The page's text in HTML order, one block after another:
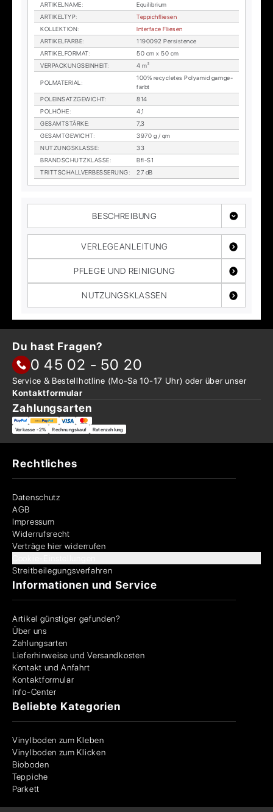
AR­TI­KEL­NA­ME:
Equi­li­bri­um
AR­TI­KEL­TYP:
Tep­pich­flie­sen
KOL­LEK­TI­ON:
In­ter­face Flie­sen
AR­TI­KEL­FAR­BE:
1190092 Per­sis­tence
AR­TI­KEL­FOR­MAT:
50 cm x 50 cm
VER­PA­CKUNGS­EIN­HEIT: 4 m²
POL­MA­TE­RI­AL :
100% re­cy­cle­tes Po­ly­amid garn­ge­
färbt
POL­EIN­SATZ­GE­WICHT:
814
POL­HÖ­HE:
4,1
GE­SAMT­STÄR­KE:
7,3
GE­SAMT­GE­WICHT:
3970 g / qm
NUT­ZUNGS­KLAS­SE:
33
BRAND­SCHUTZ­KLAS­SE:
Bfl-S1
TRITT­SCHALL­VER­BES­SE­RUNG: 27 dB
BESCHREIBUNG
VERLEGEANLEITUNG
PFLEGE UND REINIGUNG
NUTZUNGSKLASSEN
Du hast Fragen?
0 45 02 - 50 20
Service & Bestellhotline (Mo-Sa 10-17 Uhr) oder überunser
Kontaktformular
Zahlungsarten
Vorkasse -2% Rechnungskauf Ratenzahlung
Rechtliches
Datenschutz
AGB
Impressum
Widerrufsrecht
Verträge hier widerrufen
Streitbeilegungsverfahren
Informationen und Service
Artikel günstiger gefunden?
Über uns
Zahlungsarten
Lieferhinweise und Versandkosten
Kontakt und Anfahrt
Kontaktformular
Info-Center
Beliebte Kategorien
Vinylboden zum Kleben
Vinylboden zum Klicken
Bioboden
Teppiche
Parkett